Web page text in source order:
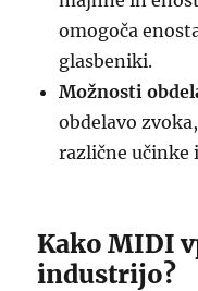
omogoča
glasbeniki.
Možnosti
obdelavo
različne
Kako MIDI
industrijo?